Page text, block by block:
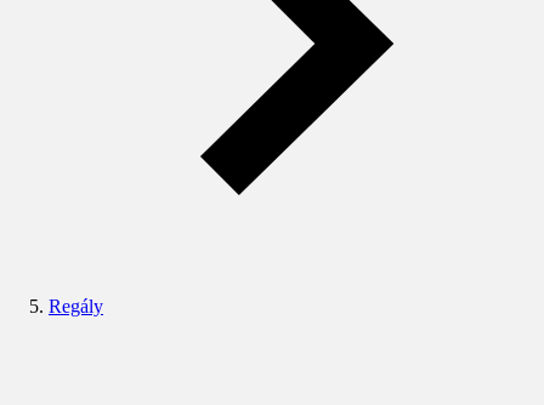
Regály